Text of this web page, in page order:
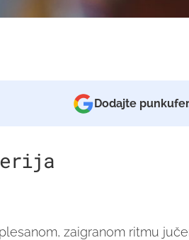
Dodajte
zaigranom ritmu